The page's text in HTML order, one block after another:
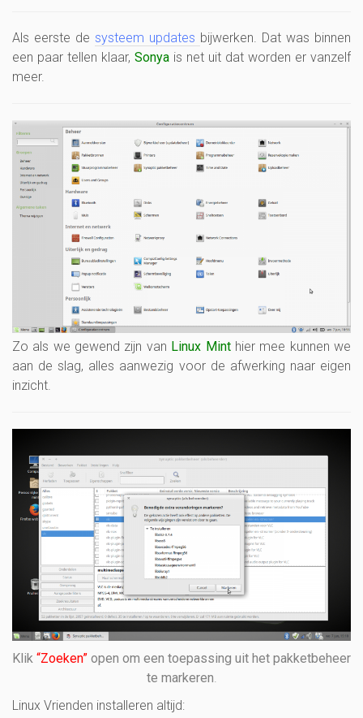
Als eerste de systeem updates bijwerken. Dat was binnen
een paar tellen klaar, Sonya is net uit dat worden er vanzelf
meer.
Zo als we gewend zijn van Linux Minthier mee kunnen we
aan de slag, alles aanwezig voor de afwerking naar eigen
inzicht.
Klik “Zoeken” open om een toepassing uit het pakketbeheer
te markeren
Linux Vrienden installeren altijd: